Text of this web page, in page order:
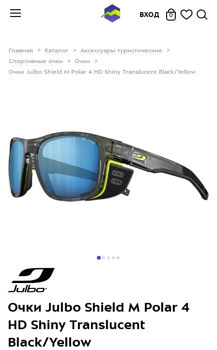
ВХОД 0
Главная Каталог
Аксессуары туристические
Спортивные очки
Очки
Очки Julbo Shield M Polar 4 HD Shiny Translucent Black/Yellow
Очки Julbo Shield M Polar 4
HD Shiny Translucent
Black/Yellow